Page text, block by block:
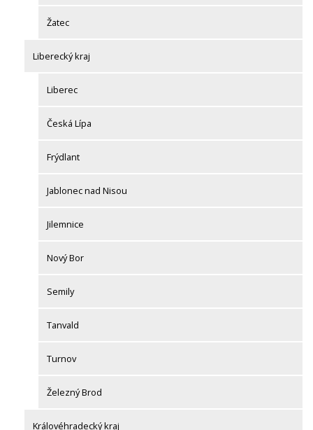
Žatec
Liberecký kraj
Liberec
Česká Lípa
Frýdlant
Jablonec nad Nisou
Jilemnice
Nový Bor
Semily
Tanvald
Turnov
Železný Brod
Královéhradecký kraj